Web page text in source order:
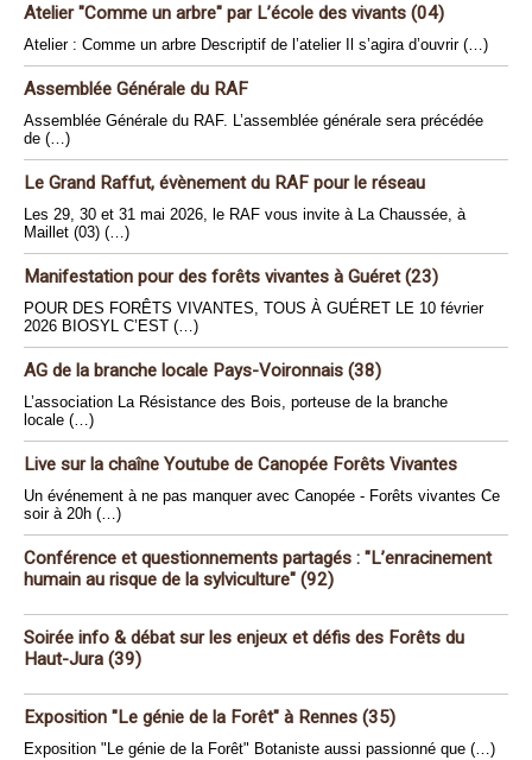
Atelier "Comme un arbre" par L’école des vivants (04)
Atelier : Comme un arbre Descriptif de l’atelier Il s’agira d’ouvrir (…)
Assemblée Générale du RAF
Assemblée Générale du RAF. L’assemblée générale sera précédée
de (…)
Le Grand Raffut, évènement du RAF pour le réseau
Les 29, 30 et 31 mai 2026, le RAF vous invite à La Chaussée, à
Maillet (03) (…)
Manifestation pour des forêts vivantes à Guéret (23)
POUR DES FORÊTS VIVANTES, TOUS À GUÉRET LE 10 février
2026 BIOSYL C’EST (…)
AG de la branche locale Pays-Voironnais (38)
L’association La Résistance des Bois, porteuse de la branche
locale (…)
Live sur la chaîne Youtube de Canopée Forêts Vivantes
Un événement à ne pas manquer avec Canopée - Forêts vivantes Ce
soir à 20h (…)
Conférence et questionnements partagés : "L’enracinement
humain au risque de la sylviculture" (92)
Soirée info & débat sur les enjeux et défis des Forêts du
Haut-Jura (39)
Exposition "Le génie de la Forêt" à Rennes (35)
Exposition "Le génie de la Forêt" Botaniste aussi passionné que (…)